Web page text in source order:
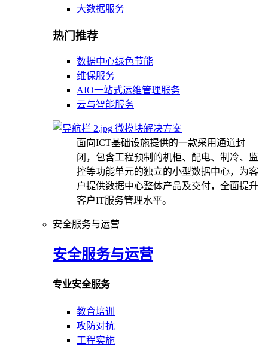
大数据服务
热门推荐
数据中心绿色节能
维保服务
AIO一站式运维管理服务
云与智能服务
微模块解决方案
面向ICT基础设施提供的一款采用通道封
闭，包含工程预制的机柜、配电、制冷、监
控等功能单元的独立的小型数据中心，为客
户提供数据中心整体产品及交付，全面提升
客户IT服务管理水平。
安全服务与运营
安全服务与运营
专业安全服务
教育培训
攻防对抗
工程实施